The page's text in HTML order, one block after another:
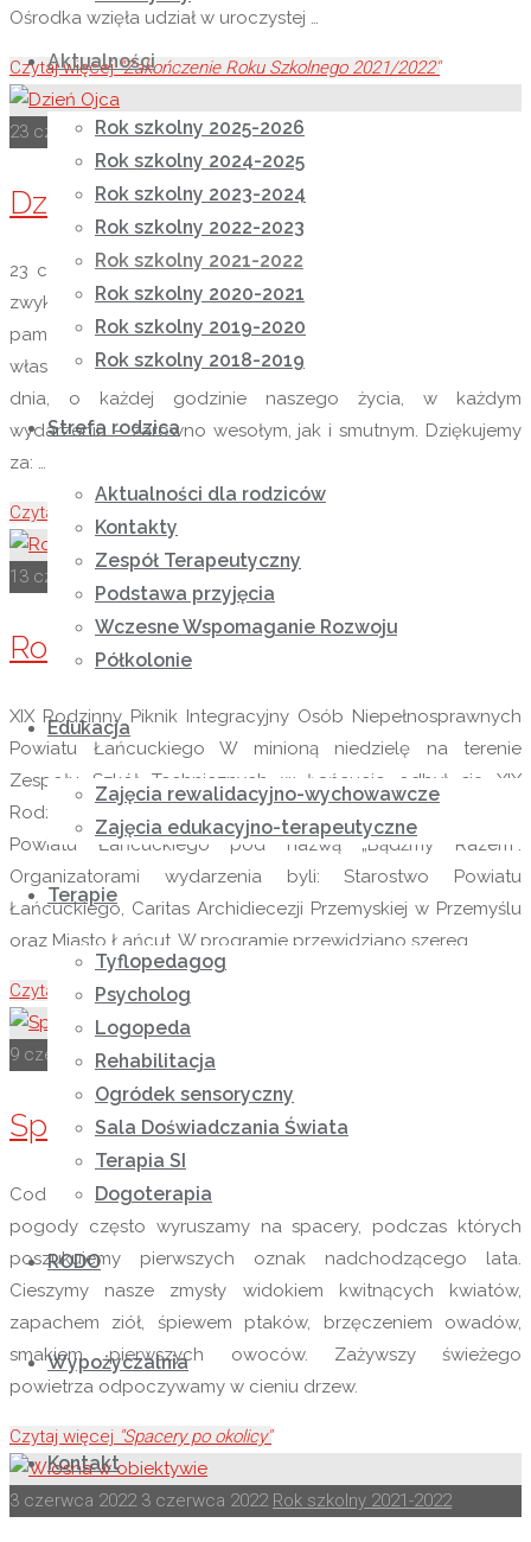
Aktualności
Rok szkolny 2025-2026
Rok szkolny 2024-2025
Rok szkolny 2023-2024
Rok szkolny 2022-2023
Rok szkolny 2021-2022
Rok szkolny 2020-2021
Rok szkolny 2019-2020
Rok szkolny 2018-2019
Strefa rodzica
Aktualności dla rodziców
Kontakty
Zespół Terapeutyczny
Podstawa przyjęcia
Wczesne Wspomaganie Rozwoju
Półkolonie
Edukacja
Zajęcia rewalidacyjno-wychowawcze
Zajęcia edukacyjno-terapeutyczne
Terapie
Tyflopedagog
Psycholog
Logopeda
Rehabilitacja
Ogródek sensoryczny
Sala Doświadczania Świata
Terapia SI
Dogoterapia
RODO
Wypożyczalnia
Kontakt
Ośrodka wzięła udział w uroczystej …
Czytaj więcej "Zakończenie Roku Szkolnego 2021/2022"
23 czerwca 202222 czerwca 2022 Rok szkolny 2021-2022
Dzień Ojca
23 czerwca – Dzień Ojca, Dzień Taty, Dzień Tatusia! Dzień
zwykły, a jednak wyjątkowy! Dziś wszyscy szczególnie
pamiętamy o tych, dzięki którym, możemy przeżywać
własne życie w pełni. Ojcowie, którzy są z nami każdego
dnia, o każdej godzinie naszego życia, w każdym
wydarzeniu – zarówno wesołym, jak i smutnym. Dziękujemy
za: …
Czytaj więcej
13 czerwca 2022 15 czerwca 2022 Rok szkolny 2021-2022
Rodzinny Piknik Integracyjny
XIX Rodzinny Piknik Integracyjny Osób Niepełnosprawnych
Powiatu Łańcuckiego W minioną niedzielę na terenie
Zespołu Szkół Technicznych w Łańcucie odbył się XIX
Rodzinny Piknik Integracyjny Osób Niepełnosprawnych
Powiatu Łańcuckiego pod nazwą „Bądźmy Razem”.
Organizatorami wydarzenia byli: Starostwo Powiatu
Łańcuckiego, Caritas Archidiecezji Przemyskiej w Przemyślu
oraz Miasto Łańcut. W programie przewidziano szereg …
Czytaj więcej "Rodzinny Piknik Integracyjny"
9 czerwca 20229 czerwca 2022
Spacery po okolicy
Codzienne spacery po okolicy Korzystając z uroków pięknej
pogody często wyruszamy na spacery, podczas których
poszukujemy pierwszych oznak nadchodzącego lata.
Cieszymy nasze zmysły widokiem kwitnących kwiatów,
zapachem ziół, śpiewem ptaków, brzęczeniem owadów,
smakiem pierwszych owoców. Zażywszy świeżego
powietrza odpoczywamy w cieniu drzew.
Czytaj więcej "Spacery po okolicy"
3 czerwca 2022 3 czerwca 2022 Rok szkolny 2021-2022